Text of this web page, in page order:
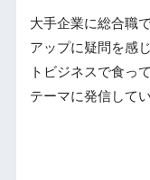
大手企業に総合職
アップに疑問を感
トビジネスで食っ
テーマに発信してい